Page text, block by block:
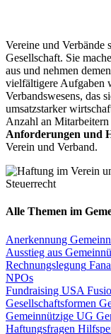
Vereine und Verbände
Gesellschaft. Sie
aus und nehmen
vielfältigere Aufgaben
Verbandswesens, das
umsatzstarker
Anzahl an
Anforderungen und
Verein und Verband.
Alle Themen im
Anerkennung
Ausstieg aus
Rechnungslegung
NPOs
Fundraising USA
Gesellschaftsformen
Gemeinnützige UG
Haftungsfragen